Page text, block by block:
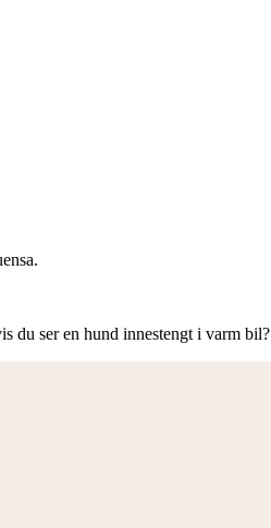
du ser en hund innestengt i varm bil?